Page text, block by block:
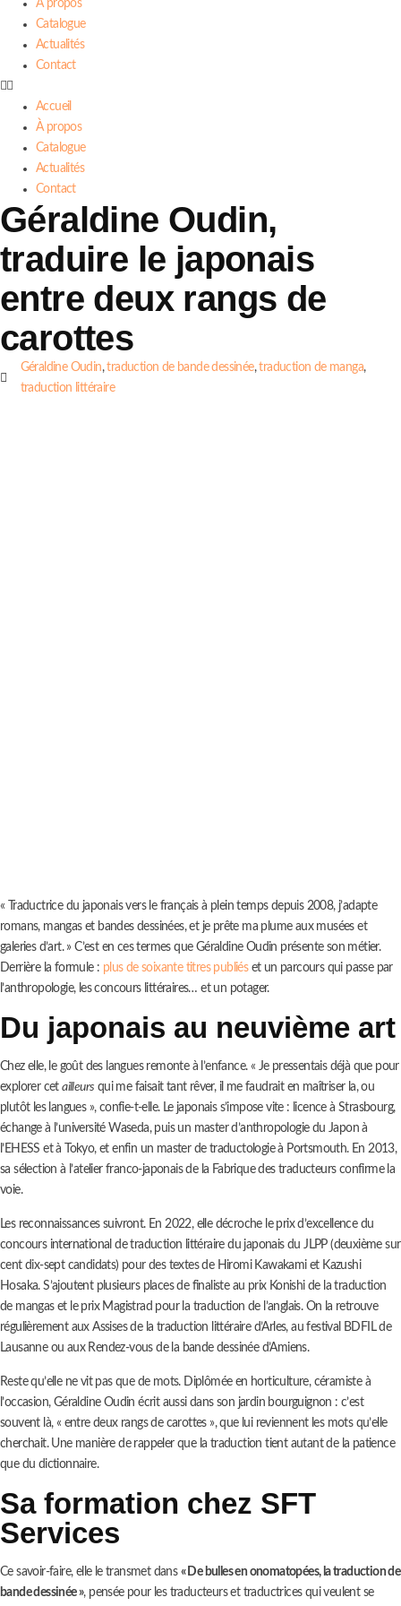
À propos
Catalogue
Actualités
Contact
Accueil
À propos
Catalogue
Actualités
Contact
Géraldine Oudin,
traduire le japonais
entre deux rangs de
carottes
Géraldine Oudin,traduction de bande dessinée,traduction de manga,
traduction littéraire
« Traductrice du japonais vers le français à plein temps depuis 2008, j’adapte
romans, mangas et bandes dessinées, et je prête ma plume aux musées et
galeries d’art. » C’est en ces termes que Géraldine Oudin présente son métier.
Derrière la formule : plus de soixante titres publiéset un parcours qui passe par
l’anthropologie, les concours littéraires… et un potager.
Du japonais au neuvième art
Chez elle, le goût des langues remonte à l’enfance. « Je pressentais déjà que pour
explorer cetailleurs qui me faisait tant rêver, il me faudrait en maîtriser la, ou
plutôt les langues », confie-t-elle. Le japonais s’impose vite : licence à Strasbourg,
échange à l’université Waseda, puis un master d’anthropologie du Japon à
l’EHESS et à Tokyo, et enfin un master de traductologie à Portsmouth. En 2013,
sa sélection à l’atelier franco-japonais de la Fabrique des traducteurs confirme la
voie.
Les reconnaissances suivront. En 2022, elle décroche le prix d’excellence du
concours international de traduction littéraire du japonais du JLPP (deuxième sur
cent dix-sept candidats) pour des textes de Hiromi Kawakami et Kazushi
Hosaka. S’ajoutent plusieurs places de finaliste au prix Konishi de la traduction
de mangas et le prix Magistrad pour la traduction de l’anglais. On la retrouve
régulièrement aux Assises de la traduction littéraire d’Arles, au festival BDFIL de
Lausanne ou aux Rendez-vous de la bande dessinée d’Amiens.
Reste qu’elle ne vit pas que de mots. Diplômée en horticulture, céramiste à
l’occasion, Géraldine Oudin écrit aussi dans son jardin bourguignon : c’est
souvent là, « entre deux rangs de carottes », que lui reviennent les mots qu’elle
cherchait. Une manière de rappeler que la traduction tient autant de la patience
que du dictionnaire.
Sa formation chez SFT
Services
Ce savoir-faire, elle le transmet dans « De bulles en onomatopées, la traduction de
bande dessinée », pensée pour les traducteurs et traductrices qui veulent se